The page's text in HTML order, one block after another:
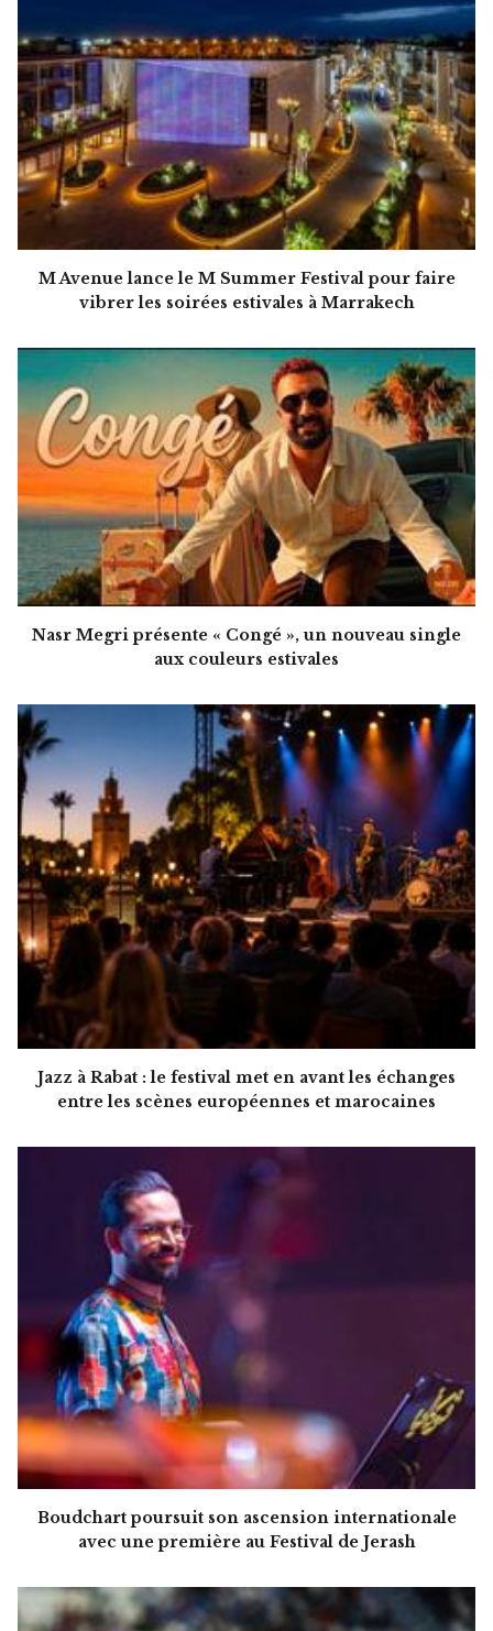
M Avenue lance le M Summer Festival pour faire
vibrer les soirées estivales à Marrakech
Nasr Megri présente « Congé », un nouveau single
aux couleurs estivales
Jazz à Rabat : le festival met en avant les échanges
entre les scènes européennes et marocaines
Boudchart poursuit son ascension internationale
avec une première au Festival de Jerash